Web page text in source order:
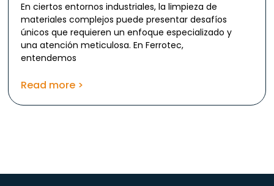
En ciertos entornos industriales, la limpieza de
materiales complejos puede presentar desafíos
únicos que requieren un enfoque especializado y
una atención meticulosa. En Ferrotec,
entendemos
Read more >